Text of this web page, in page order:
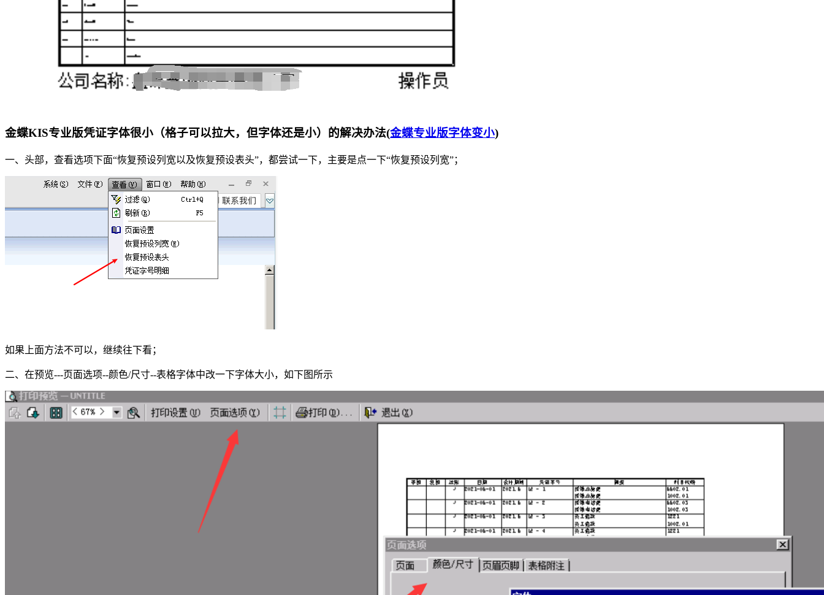
金蝶KIS专业版凭证字体很小（格子可以拉大，但字体还是小）的解决办法(金蝶专业版字体变小)
一、头部，查看选项下面“恢复预设列宽以及恢复预设表头”，都尝试一下，主要是点一下“恢复预设列宽”；
如果上面方法不可以，继续往下看；
二、在预览---页面选项--颜色/尺寸--表格字体中改一下字体大小，如下图所示